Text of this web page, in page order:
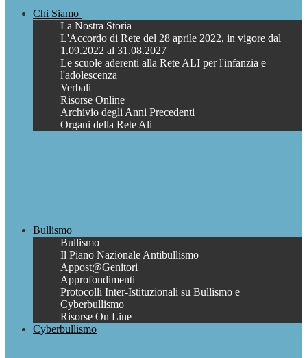
Chi Siamo
La Nostra Storia
L'Accordo di Rete del 28 aprile 2022, in vigore dal
1.09.2022 al 31.08.2027
Le scuole aderenti alla Rete ALI per l'infanzia e
l'adolescenza
Verbali
Risorse Online
Archivio degli Anni Precedenti
Organi della Rete Ali
Bullismo
Bullismo
Il Piano Nazionale Antibullismo
Appost@Genitori
Approfondimenti
Protocolli Inter-Istituzionali su Bullismo e
Cyberbullismo
Risorse On Line
Cyberbullismo